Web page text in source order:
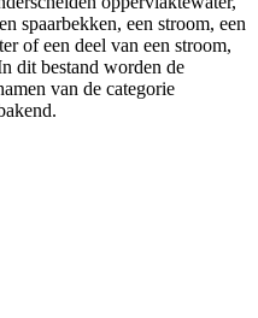
spaarbekken, een stroom, een
of een deel van een stroom,
dit bestand worden de
van de categorie